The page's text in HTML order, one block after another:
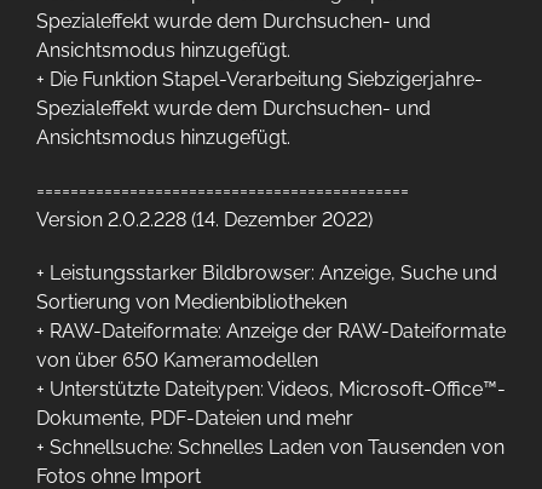
Spezialeffekt wurde dem Durchsuchen- und
Ansichtsmodus hinzugefügt.
+ Die Funktion Stapel-Verarbeitung Siebzigerjahre-
Spezialeffekt wurde dem Durchsuchen- und
Ansichtsmodus hinzugefügt.
============================================
Version 2.0.2.228 (14. Dezember 2022)
+ Leistungsstarker Bildbrowser: Anzeige, Suche und
Sortierung von Medienbibliotheken
+ RAW-Dateiformate: Anzeige der RAW-Dateiformate
von über 650 Kameramodellen
+ Unterstützte Dateitypen: Videos, Microsoft-Office™-
Dokumente, PDF-Dateien und mehr
+ Schnellsuche: Schnelles Laden von Tausenden von
Fotos ohne Import